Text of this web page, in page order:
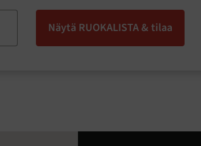
Näytä RUOKALISTA & tilaa